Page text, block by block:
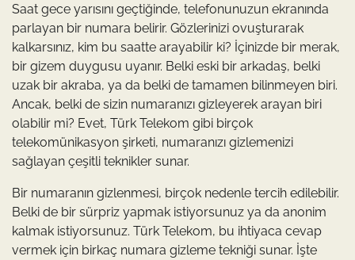
Saat gece yarısını geçtiğinde, telefonunuzun ekranında
parlayan bir numara belirir. Gözlerinizi ovuşturarak
kalkarsınız, kim bu saatte arayabilir ki? İçinizde bir merak,
bir gizem duygusu uyanır. Belki eski bir arkadaş, belki
uzak bir akraba, ya da belki de tamamen bilinmeyen biri.
Ancak, belki de sizin numaranızı gizleyerek arayan biri
olabilir mi? Evet, Türk Telekom gibi birçok
telekomünikasyon şirketi, numaranızı gizlemenizi
sağlayan çeşitli teknikler sunar.
Bir numaranın gizlenmesi, birçok nedenle tercih edilebilir.
Belki de bir sürpriz yapmak istiyorsunuz ya da anonim
kalmak istiyorsunuz. Türk Telekom, bu ihtiyaca cevap
vermek için birkaç numara gizleme tekniği sunar. İşte